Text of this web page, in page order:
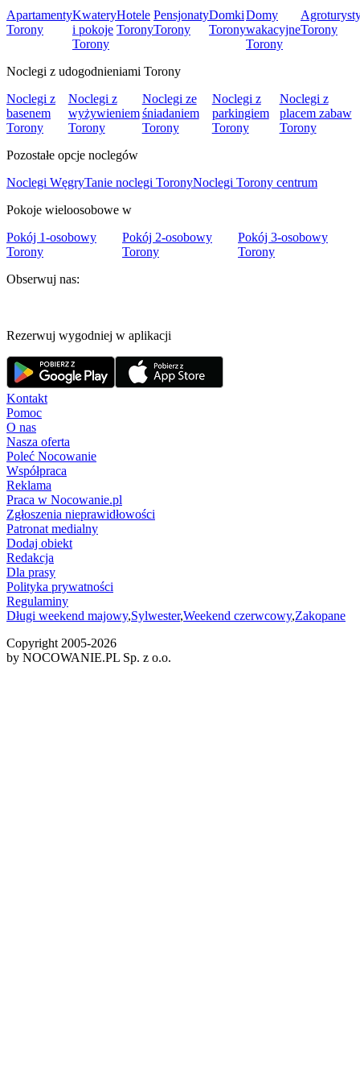
Apartamenty
Torony
Kwatery
i pokoje
Torony
Hotele
Torony
Pensjonaty
Torony
Domki
Torony
Domy
wakacyjne
Torony
Torony
Noclegi z udogodnieniami Torony
Noclegi z
basenem
Torony
Noclegi z
wyżywieniem
Torony
Noclegi ze
śniadaniem
Torony
Noclegi z
parkingiem
Torony
Noclegi z
placem zabaw
Torony
Pozostałe opcje noclegów
Noclegi WęgryTanie noclegi ToronyNoclegi Torony centrum
Pokoje wieloosobowe w
Pokój 1-osobowy
Torony
Pokój 2-osobowy
Torony
Pokój 3-osobowy
Torony
Obserwuj nas:
Rezerwuj wygodniej w aplikacji
Kontakt
Pomoc
O nas
Nasza oferta
Poleć Nocowanie
Współpraca
Reklama
Praca w Nocowanie.pl
Zgłoszenia nieprawidłowości
Patronat medialny
Dodaj obiekt
Redakcja
Dla prasy
Polityka prywatności
Regulaminy
Długi weekend majowy,Sylwester,Weekend czerwcowy,Zakopane
Copyright 2005-2026
by NOCOWANIE.PL Sp. z o.o.